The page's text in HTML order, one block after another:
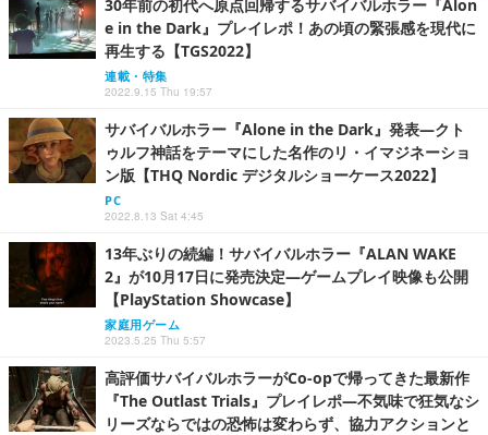
Sponsored by
e in the Dark』プレイレポ！あの頃の緊張感を現代に
再生する【TGS2022】
連載・特集
ゥルフ神話をテーマにした名作のリ・イマジネーショ
ン版【THQ Nordic デジタルショーケース2022】
PC
2022.8.13 Sat 4:45
2』が10月17日に発売決定―ゲームプレイ映像も公開
【PlayStation Showcase】
家庭用ゲーム